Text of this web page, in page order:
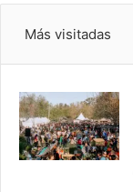
Más visitadas